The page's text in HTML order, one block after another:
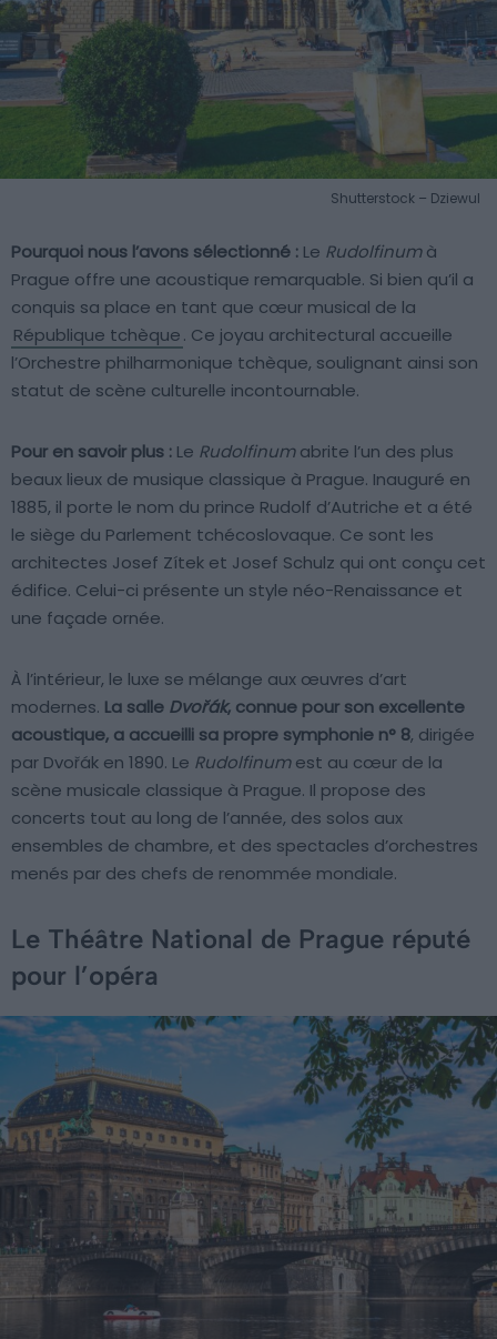
Shutterstock – Dziewul
Pourquoi nous l’avons sélectionné : Le Rudolfinumà
Prague offre une acoustique remarquable. Si bien qu’il a
conquis sa place en tant que cœur musical de la
République tchèque. Ce joyau architectural accueille
l’Orchestre philharmonique tchèque, soulignant ainsi son
statut de scène culturelle incontournable.
Pour en savoir plus : Le Rudolfinumabrite l’un des plus
beaux lieux de musique classique à Prague. Inauguré en
1885, il porte le nom du prince Rudolf d’Autriche et a été
le siège du Parlement tchécoslovaque. Ce sont les
architectes Josef Zítek et Josef Schulz qui ont conçu cet
édifice. Celui-ci présente un style néo-Renaissance et
une façade ornée.
À l’intérieur, le luxe se mélange aux œuvres d’art
modernes. La salle Dvořák, connue pour son excellente
acoustique, a accueilli sa propre symphonie n° 8, dirigée
par Dvořák en 1890. Le Rudolfinumest au cœur de la
scène musicale classique à Prague. Il propose des
concerts tout au long de l’année, des solos aux
ensembles de chambre, et des spectacles d’orchestres
menés par des chefs de renommée mondiale.
Le Théâtre National de Prague réputé
pour l’opéra